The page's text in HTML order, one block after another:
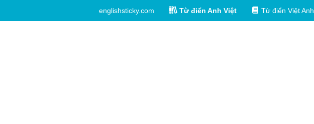
englishsticky.com Từ điển Anh Việt Từ điển Việt Anh